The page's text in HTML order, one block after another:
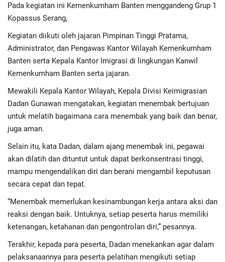
Pendidikan
Ekonomi
Olahraga
Wisata
Politik
Internasional
Advertorial
Monologis TV
Kopilogis
Pada kegiatan ini Kemenkumham Banten menggandeng Grup 1
Kopassus Serang,
Kegiatan diikuti oleh jajaran Pimpinan Tinggi Pratama,
Administrator, dan Pengawas Kantor Wilayah Kemenkumham
Banten serta Kepala Kantor Imigrasi di lingkungan Kanwil
Kemenkumham Banten serta jajaran.
Mewakili Kepala Kantor Wilayah, Kepala Divisi Keimigrasian
Dadan Gunawan mengatakan, kegiatan menembak bertujuan
untuk melatih bagaimana cara menembak yang baik dan benar,
juga aman.
Selain itu, kata Dadan, dalam ajang menembak ini, pegawai
akan dilatih dan dituntut untuk dapat berkonsentrasi tinggi,
mampu mengendalikan diri dan berani mengambil keputusan
secara cepat dan tepat.
“Menembak memerlukan kesinambungan kerja antara aksi dan
reaksi dengan baik. Untuknya, setiap peserta harus memiliki
ketenangan, ketahanan dan pengontrolan diri,” pesannya.
Terakhir, kepada para peserta, Dadan menekankan agar dalam
pelaksanaannya para peserta pelatihan mengikuti setiap